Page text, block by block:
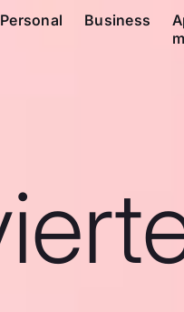
Personal Business